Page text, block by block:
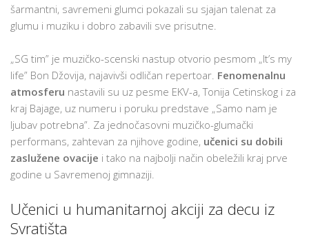
šarmantni, savremeni glumci pokazali su sjajan talenat za
glumu i muziku i dobro zabavili sve prisutne.
„SG tim” je muzičko-scenski nastup otvorio pesmom „It’s my
life” Bon Džovija, najavivši odličan repertoar. Fenomenalnu
atmosferu nastavili su uz pesme EKV-a, Tonija Cetinskog i za
kraj Bajage, uz numeru i poruku predstave „Samo nam je
ljubav potrebna”. Za jednočasovni muzičko-glumački
performans, zahtevan za njihove godine, učenici su dobili
zaslužene ovacije i tako na najbolji način obeležili kraj prve
godine u Savremenoj gimnaziji.
Učenici u humanitarnoj akciji za decu iz
Svratišta